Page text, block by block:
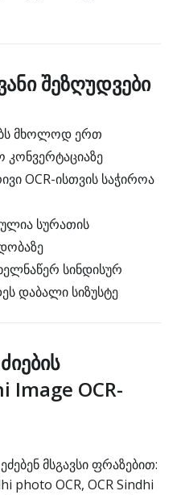
შეზღუდვები
მხოლოდ ერთ
OCR-ისთვის საჭიროა
სურათის
სინდისურ
დაბალი სიზუსტე
Image OCR-
მსგავსი ფრაზებით:
photo OCR, OCR Sindhi